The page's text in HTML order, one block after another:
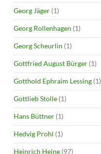
Georg Jäger (1)
Georg Rollenhagen (1)
Georg Scheurlin (1)
Gottfried August Bürger (1)
Gotthold Ephraim Lessing (1)
Gottlieb Stolle (1)
Hans Büttner (1)
Hedvig Prohl (1)
Heinrich Heine (97)